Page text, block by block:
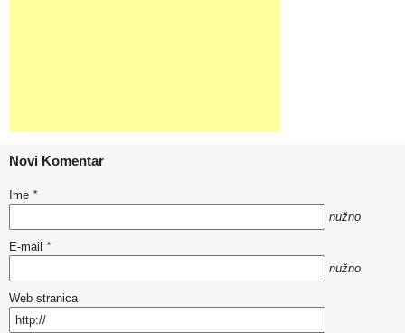
Novi Komentar
Ime *
nužno
E-mail *
nužno
Web stranica